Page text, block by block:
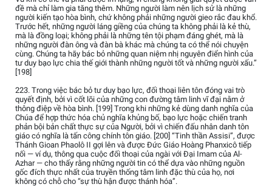
đề mà chỉ làm gia tăng thêm. Những người làm nên lịch sử là những
người kiến tạo hòa bình, chứ không phải những người gieo rắc đau khổ.
Trước hết, những người láng giềng của chúng ta không phải là kẻ thù,
mà là đồng loại; không phải là những tên tội phạm đáng ghét, mà là
những người đàn ông và đàn bà khác mà chúng ta có thể nói chuyện
cùng. Chúng ta hãy bác bỏ những quan niệm nhị nguyên điển hình của
tư duy bạo lực chia thế giới thành những người tốt và những người xấu.”
[198]
223. Trong việc bác bỏ tư duy bạo lực, đối thoại liên tôn đóng vai trò
quyết định, bởi vì cốt lõi của những con đường tâm linh vĩ đại nằm ở
thông điệp về hòa bình. [199] Trong khi những kẻ dùng danh nghĩa của
Chúa để hợp thức hóa chủ nghĩa khủng bố, bạo lực hoặc chiến tranh
phản bội bản chất thực sự của Người, bởi vì chiến đấu nhân danh tôn
giáo có nghĩa là tấn công chính tôn giáo. [200] “Tinh thần Assisi”, được
Thánh Gioan Phaolô II gợi lên và được Đức Giáo Hoàng Phanxicô tiếp
nối — ví dụ, thông qua cuộc đối thoại của ngài với Đại Imam của Al-
Azhar — cho thấy rằng những người tin có thể dựa vào những nguồn
gốc đích thực nhất của truyền thống tâm linh đặc thù của họ, nơi
không có chỗ cho “sự thù hận được thánh hóa”.